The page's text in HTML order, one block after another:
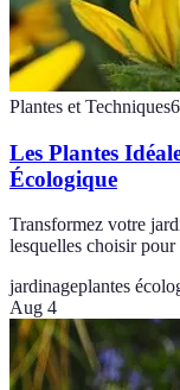
Plantes et Techniques6
Les Plantes
Écologique
Transformez votre
lesquelles choisir pour
jardinageplantes
Aug 4